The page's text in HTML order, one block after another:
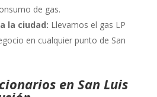
de gas.
la ciudad: Llevamos el gas LP
en cualquier punto de San
en San Luis